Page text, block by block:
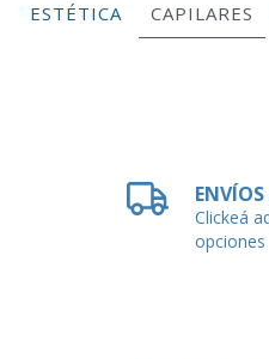
ESTÉTICA CAPILARES
Clickeá
opciones